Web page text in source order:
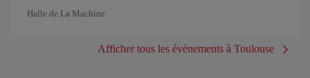
Halle de La Machine
Afficher tous les événements à Toulouse